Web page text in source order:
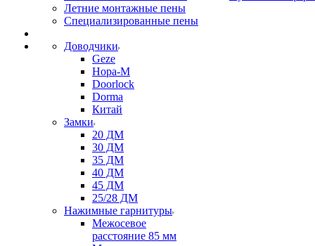
Летние монтажные пены
Специализированные пены
Доводчики
Geze
Нора-М
Doorlock
Dorma
Китай
Замки
20 ДМ
30 ДМ
35 ДМ
40 ДМ
45 ДМ
25/28 ДМ
Нажимные гарнитуры
Межосевое
расстояние 85 мм